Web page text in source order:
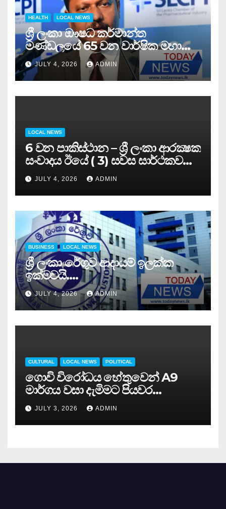
HEALTH LOCAL NEWS
ශ්‍රී ලංකා ඖෂධ කර්මාන්ත
මණ්ඩලයේ 65 වන වාර්ෂික මහා
සමුළුව සෞඛ්‍ය නියෝජ්‍ය
අමාත්‍යවරයාගේ ප්‍රධානත්වයෙන්……
JULY 4, 2026 ADMIN
LOCAL NEWS
6 වන පාකිස්ථාන – ශ්‍රී ලංකා ආරක්‍ෂක
සංවාදය ඊයේ ( 3) සවස සාර්ථකව
අවසන් කරයි..
JULY 4, 2026 ADMIN
BUSINESS LOCAL NEWS
ශ්‍රී ලංකා රේගුව ආදායම් ඉලක්ක
ඉක්මවයි….
JULY 4, 2026 ADMIN
CULTURAL LOCAL NEWS POLITICAL
ගොවි විරෝධය හේතුවෙන් A9
මාර්ගය වසා දැමිමට පියවර…
JULY 3, 2026 ADMIN